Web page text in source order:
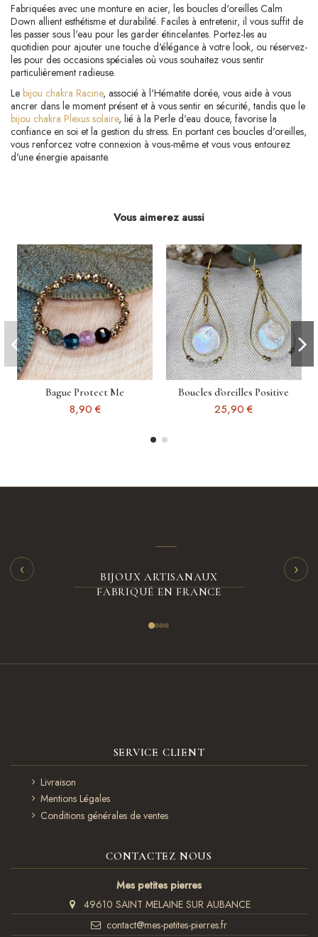
Fabriquées avec une monture en acier, les boucles d'oreilles Calm
Down allient esthétisme et durabilité. Faciles à entretenir, il vous suffit de
les passer sous l'eau pour les garder étincelantes. Portez-les au
quotidien pour ajouter une touche d'élégance à votre look, ou réservez-
les pour des occasions spéciales où vous souhaitez vous sentir
particulièrement radieuse.
Le bijou chakra Racine, associé à l'Hématite dorée, vous aide à vous
ancrer dans le moment présent et à vous sentir en sécurité, tandis que le
bijou chakra Plexus solaire, lié à la Perle d'eau douce, favorise la
confiance en soi et la gestion du stress. En portant ces boucles d'oreilles,
vous renforcez votre connexion à vous-même et vous vous entourez
d'une énergie apaisante.
Vous aimerez aussi
Bague Protect Me
8,90 €
Boucles d'oreilles Positive
25,90 €
‹
BIJOUX ARTISANAUX
FABRIQUÉ EN FRANCE
›
SERVICE CLIENT
Livraison
Mentions Légales
Conditions générales de ventes
CONTACTEZ NOUS
Mes petites pierres
49610 SAINT MELAINE SUR AUBANCE
contact@mes-petites-pierres.fr